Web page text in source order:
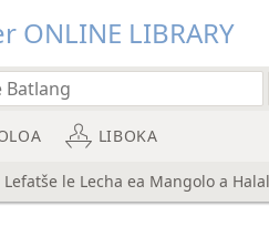
ONLINE LIBRARY
LIBOKA
Lefatše le Lecha ea Mangolo a